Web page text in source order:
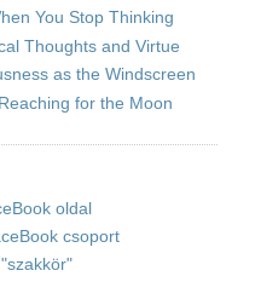
You Stop Thinking
Thoughts and Virtue
as the Windscreen
for the Moon
oldal
csoport